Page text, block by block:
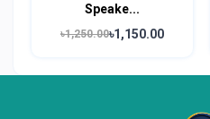
Speake...
৳1,250.00৳1,150.00